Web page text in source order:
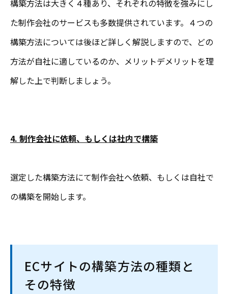
構築方法は大きく４種あり、それぞれの特徴を強みにし
た制作会社のサービスも多数提供されています。４つの
構築方法については後ほど詳しく解説しますので、どの
方法が自社に適しているのか、メリットデメリットを理
解した上で判断しましょう。
4. 制作会社に依頼、もしくは社内で構築
選定した構築方法にて制作会社へ依頼、もしくは自社で
の構築を開始します。
ECサイトの構築方法の種類と
その特徴